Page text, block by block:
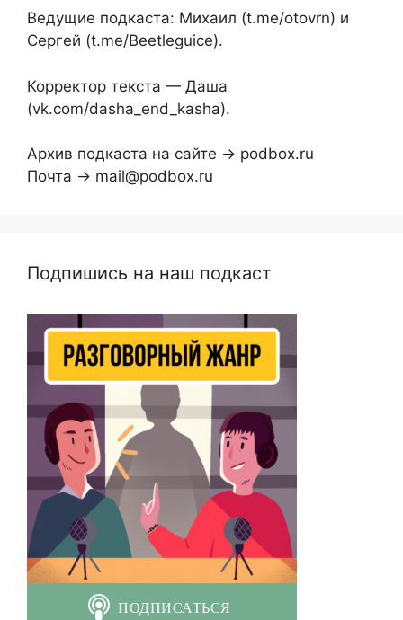
Ведущие подкаста: Михаил (t.me/otovrn) и
Сергей (t.me/Beetleguice).
Корректор текста — Даша
(vk.com/dasha_end_kasha).
Архив подкаста на сайте → podbox.ru
Почта → mail@podbox.ru
Подпишись на наш подкаст